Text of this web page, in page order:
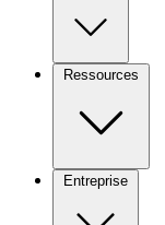
Ressources
Entreprise